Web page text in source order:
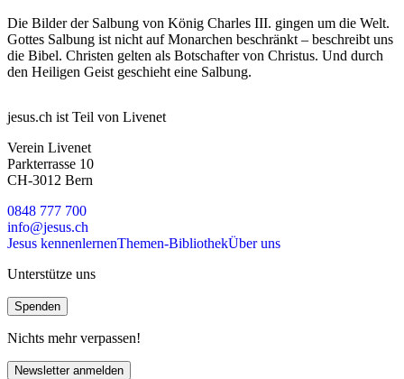
Die Bilder der Salbung von König Charles III. gingen um die Welt.
Gottes Salbung ist nicht auf Monarchen beschränkt – beschreibt uns
die Bibel. Christen gelten als Botschafter von Christus. Und durch
den Heiligen Geist geschieht eine Salbung.
jesus.ch ist Teil von Livenet
Verein Livenet
Parkterrasse 10
CH-3012 Bern
0848 777 700
info@jesus.ch
Jesus kennenlernenThemen-BibliothekÜber uns
Unterstütze uns
Spenden
Nichts mehr verpassen!
Newsletter anmelden